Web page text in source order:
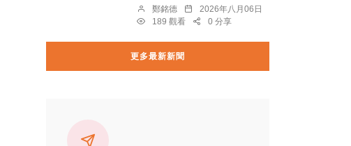
鄭銘德
2026年八月06日
189 觀看
0 分享
更多最新新聞